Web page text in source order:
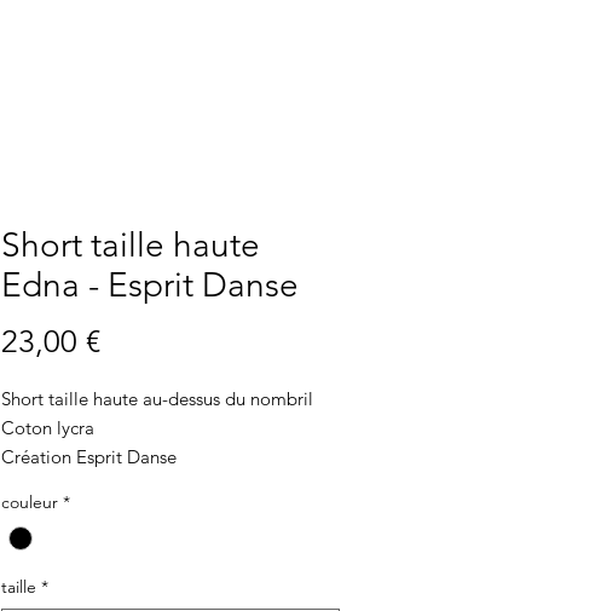
Short taille haute
Edna - Esprit Danse
23,00 €Prix
Short taille haute au-dessus du nombril
Coton lycra
Création Esprit Danse
matières sur demande
couleur *
taille *